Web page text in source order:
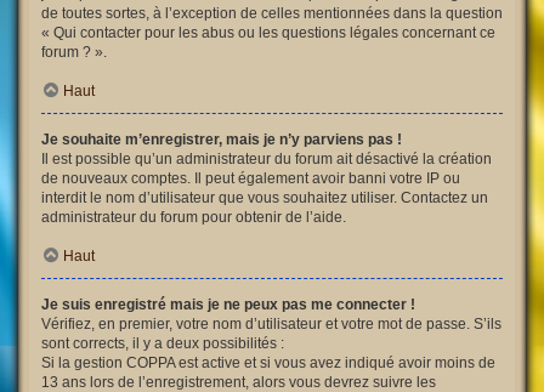
de toutes sortes, à l’exception de celles mentionnées dans la question
« Qui contacter pour les abus ou les questions légales concernant ce
forum ? ».
Haut
Je souhaite m’enregistrer, mais je n’y parviens pas !
Il est possible qu’un administrateur du forum ait désactivé la création
de nouveaux comptes. Il peut également avoir banni votre IP ou
interdit le nom d’utilisateur que vous souhaitez utiliser. Contactez un
administrateur du forum pour obtenir de l’aide.
Haut
Je suis enregistré mais je ne peux pas me connecter !
Vérifiez, en premier, votre nom d’utilisateur et votre mot de passe. S’ils
sont corrects, il y a deux possibilités :
Si la gestion COPPA est active et si vous avez indiqué avoir moins de
13 ans lors de l’enregistrement, alors vous devrez suivre les